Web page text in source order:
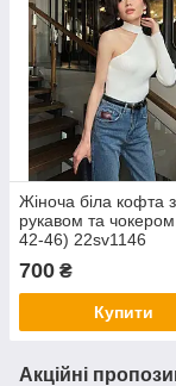
Жіноча біла кофта
рукавом та чокером
42-46) 22sv1146
700 ₴
Купити
Акційні